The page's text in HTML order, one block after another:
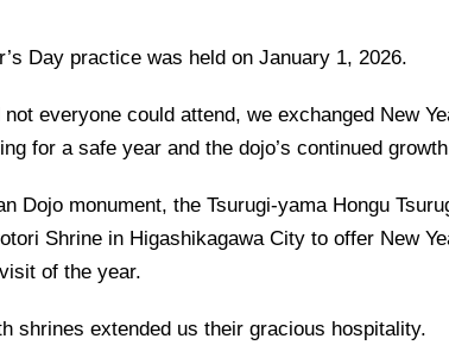
Day practice was held on January 1, 2026.
everyone could attend, we exchanged New
for a safe year and the dojo’s continued
Dojo monument, the Tsurugi-yama Hongu
Shrine in Higashikagawa City to offer New
of the year.
shrines extended us their gracious hospitality.